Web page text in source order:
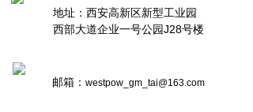
费 25%，替代高压多电平变 频器可再节省 35%电费；
包括进线变压器减容降低 10%与流动电费节约 15-25%
Conventional Motor Soft-starter 瘦斯达®变频式软起动
器 西普产品汇总 WESTPOW Variable Frequency Soft-
地址：西安高新区新型工业园
西部大道企业一号公园J28号楼
邮箱： westpow_gm_tai@163.com